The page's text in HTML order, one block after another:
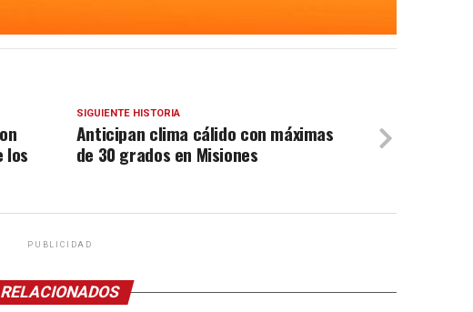
SIGUIENTE HISTORIA
Anticipan clima cálido con máximas
de 30 grados en Misiones
los
PUBLICIDAD
RELACIONADOS